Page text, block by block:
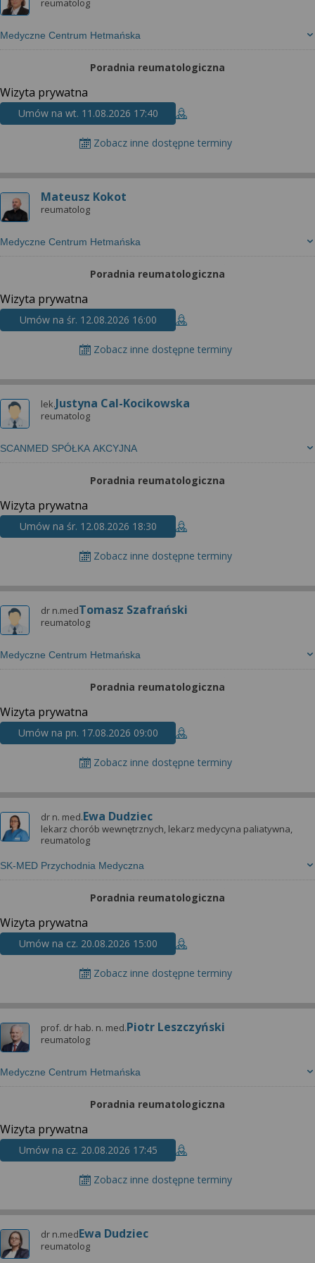
reumatolog
Medyczne Centrum Hetmańska
Poradnia reumatologiczna
Wizyta prywatna
Umów na wt. 11.08.2026 17:40
Zobacz inne dostępne terminy
Mateusz Kokot
reumatolog
Medyczne Centrum Hetmańska
Poradnia reumatologiczna
Wizyta prywatna
Umów na śr. 12.08.2026 16:00
Zobacz inne dostępne terminy
lek.Justyna Cal-Kocikowska
reumatolog
SCANMED SPÓŁKA AKCYJNA
Poradnia reumatologiczna
Wizyta prywatna
Umów na śr. 12.08.2026 18:30
Zobacz inne dostępne terminy
dr n.medTomasz Szafrański
reumatolog
Medyczne Centrum Hetmańska
Poradnia reumatologiczna
Wizyta prywatna
Umów na pn. 17.08.2026 09:00
Zobacz inne dostępne terminy
dr n. med.Ewa Dudziec
lekarz chorób wewnętrznych, lekarz medycyna paliatywna,
reumatolog
SK-MED Przychodnia Medyczna
Poradnia reumatologiczna
Wizyta prywatna
Umów na cz. 20.08.2026 15:00
Zobacz inne dostępne terminy
prof. dr hab. n. med.Piotr Leszczyński
reumatolog
Medyczne Centrum Hetmańska
Poradnia reumatologiczna
Wizyta prywatna
Umów na cz. 20.08.2026 17:45
Zobacz inne dostępne terminy
dr n.medEwa Dudziec
reumatolog